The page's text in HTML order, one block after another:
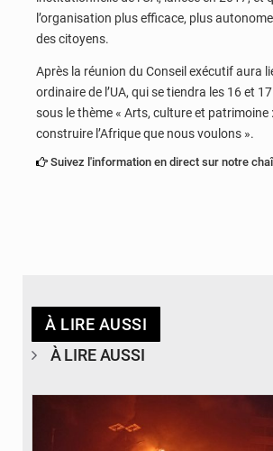
l’organisation plus efficace, plus
des citoyens.
Après la réunion du Conseil exécutif aura
ordinaire de l’UA, qui se tiendra les 16 et
sous le thème « Arts, culture et patrimoine
construire l’Afrique que nous voulons ».
Suivez l'information en direct sur notre
À LIRE AUSSI
À LIRE AUSSI